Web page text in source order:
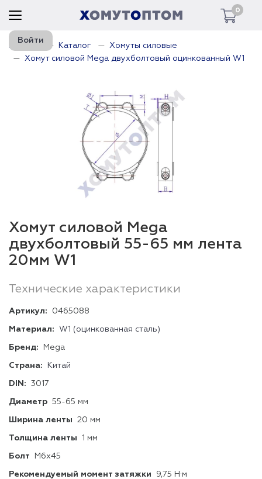
0
Войти
Главная Каталог
Хомуты силовые
Хомут силовой Mega двухболтовый оцинкованный W1
Хомут силовой Mega
двухболтовый 55-65 мм лента
20мм W1
Технические характеристики
Артикул: 0465088
Материал: W1 (оцинкованная сталь)
Бренд: Mega
Страна: Китай
DIN: 3017
Диаметр 55-65 мм
Ширина ленты 20 мм
Толщина ленты 1 мм
Болт М6х45
Рекомендуемый момент затяжки 9,75 Н·м